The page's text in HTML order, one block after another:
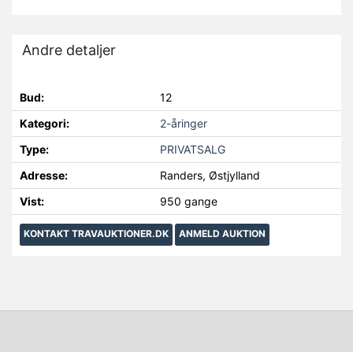
Andre detaljer
Bud:
12
Kategori:
2-åringer
Type:
PRIVATSALG
Adresse:
Randers, Østjylland
Vist:
950 gange
KONTAKT TRAVAUKTIONER.DK ANMELD AUKTION